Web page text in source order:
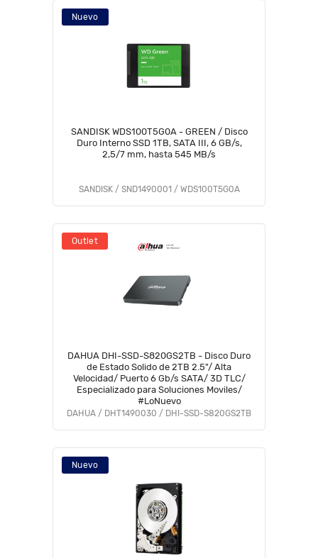
Nuevo
SANDISK WDS100T5G0A - GREEN / Disco
Duro Interno SSD 1TB, SATA III, 6 GB/s,
2,5/7 mm, hasta 545 MB/s
SANDISK / SND1490001 / WDS100T5G0A
Outlet
DAHUA DHI-SSD-S820GS2TB - Disco Duro
de Estado Solido de 2TB 2.5"/ Alta
Velocidad/ Puerto 6 Gb/s SATA/ 3D TLC/
Especializado para Soluciones Moviles/
#LoNuevo
DAHUA / DHT1490030 / DHI-SSD-S820GS2TB
Nuevo